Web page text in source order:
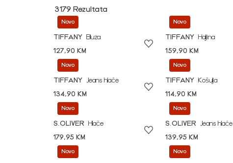
3179 Rezultata
Novo
TIFFANY
Bluza
127,90 KM
Novo
TIFFANY
Haljina
159,90 KM
Novo
TIFFANY
Jeans hlače
134,90 KM
Novo
TIFFANY
Košulja
114,90 KM
Novo
S.OLIVER
Hlače
179,95 KM
Novo
S.OLIVER
Jeans hlače
139,95 KM
Novo Novo